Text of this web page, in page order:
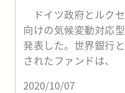
ドイツ政府とルク
向けの気候変動対応
発表した。世界銀行
されたファンドは、
2020/10/07